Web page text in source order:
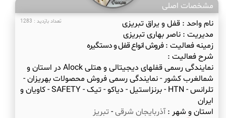
مشخصات اصلی
تعداد بازدید : 1283 نام واحد :قفل و یراق تبریزی
مدیریت :ناصر بهاری تبریزی
زمینه فعالیت :فروش انواع قفل و دستگیره
شرح فعالیت :
نمایندگی رسمی قفلهای دیجیتالی و هتلی Alock در استان و
شمالغرب کشور - نمایندگی رسمی فروش محصولات بهریزان -
تلرانس - HTN - برنزاستیل - دیاکو - تیک - SAFETY - کاویان و
ایران
استان و شهر :آذربایجان شرقی- تبریز